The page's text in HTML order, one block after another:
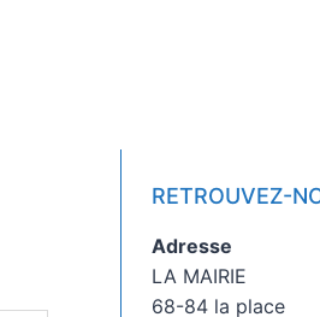
RETROUVEZ-
Adresse
LA MAIRIE
68-84 la place